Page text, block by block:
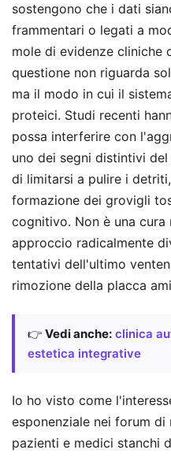
sostengono che i dati
frammentari o legati a
mole di evidenze cliniche
questione non riguarda
ma il modo in cui il
proteici. Studi recenti
possa interferire con
uno dei segni distintivi
di limitarsi a pulire i
formazione dei grovigli
cognitivo. Non è una cura
approccio radicalmente
tentativi dell'ultimo
rimozione della placca
👉 Vedi anche: clinica
estetica integrative
Io ho visto come
esponenziale nei forum
pazienti e medici stanchi